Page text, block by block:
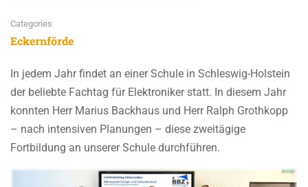
Categories
Eckernförde
In jedem Jahr findet an einer Schule in Schleswig-Holstein
der beliebte Fachtag für Elektroniker statt. In diesem Jahr
konnten Herr Marius Backhaus und Herr Ralph Grothkopp
– nach intensiven Planungen – diese zweitägige
Fortbildung an unserer Schule durchführen.